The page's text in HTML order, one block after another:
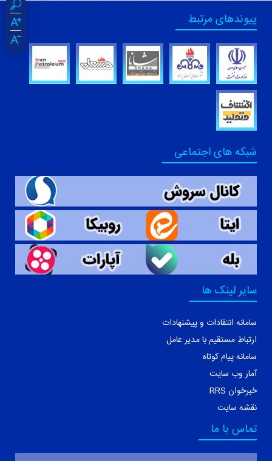
پیوندهای مرتبط
شبکه های اجتماعی
سایر لینک ها
سامانه انتقادات و پیشنهادات
ارتباط مستقیم با مدیر عامل
سامانه پیام کوتاه
آمار وب سایت
خبرخوان RRS
نقشه سایت
تماس با ما